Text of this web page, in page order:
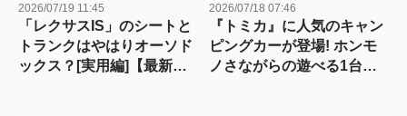
2026/07/19 11:45
「レクサスIS」のシートと
トランクはやはりオーソド
ックス？[実用編]【最新モ
2026/07/18 07:46
『トミカ』に人気のキャン
ピングカーが登場! ホンモ
ノさながらの遊べる1台、